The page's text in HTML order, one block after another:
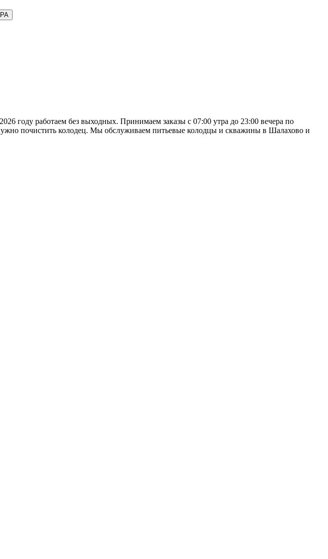
году работаем без выходных. Принимаем заказы с 07:00 утра до 23:00 вечера по
почистить колодец. Мы обслуживаем питьевые колодцы и скважины в Шалахово и